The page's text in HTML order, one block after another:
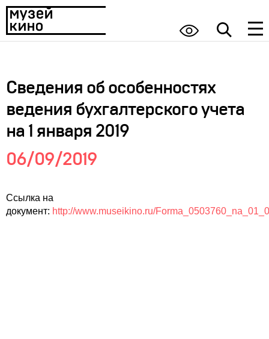
Сведения об особенностях
ведения бухгалтерского учета
на 1 января 2019
06/09/2019
Ссылка на
документ: http://www.museikino.ru/